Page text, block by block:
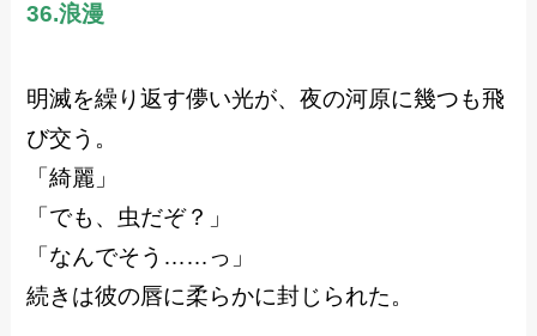
36.浪漫
明滅を繰り返す儚い光が、夜の河原に幾つも飛
び交う。
「綺麗」
「でも、虫だぞ？」
「なんでそう……っ」
続きは彼の唇に柔らかに封じられた。